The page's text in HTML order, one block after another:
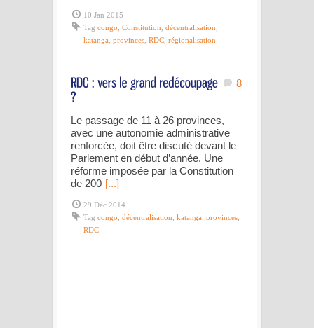
10 Jan 2015
Tag congo Constitution décentralisation
katanga provinces RDC régionalisation
8
Le passage de 11 à 26 provinces,
avec une autonomie administrative
renforcée, doit être discuté devant le
Parlement en début d’année. Une
réforme imposée par la Constitution
de 200 [...]
29 Déc 2014
Tag congo décentralisation katanga provinces
RDC